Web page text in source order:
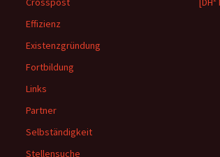
Effizienz
Existenzgründung
Fortbildung
Links
Partner
Selbständigkeit
Stellensuche